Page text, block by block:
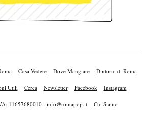
Cosa Vedere Dove Mangiare Dintorni di Roma
Utili Cerca Newsletter Facebook Instagram
11657680010 - info@romapop.it Chi Siamo